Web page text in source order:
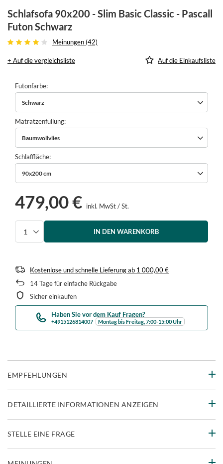
Schlafsofa 90x200 - Slim Basic Classic - Pascall
Futon Schwarz
Meinungen (42)
+ Auf die vergleichsliste Auf die Einkaufsliste
Futonfarbe
Schwarz
Matratzenfüllung
Baumwollvlies
Schlaffläche
90x200 cm
479,00 € inkl. MwSt/St.
IN DEN WARENKORB
Kostenlose und schnelle Lieferungab 1 000,00 €
14Tage für einfache Rückgabe
Sicher einkaufen
Haben Sie vor dem Kauf Fragen?
+4915126814007 Montag bis Freitag, 7:00-15:00 Uhr
EMPFEHLUNGEN
DETAILLIERTE INFORMATIONEN ANZEIGEN
STELLE EINE FRAGE